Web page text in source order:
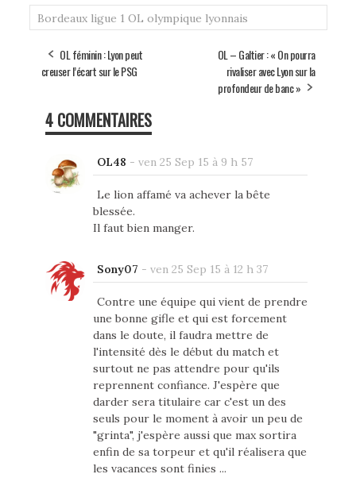
Bordeaux ligue 1 OL olympique lyonnais
OL féminin : Lyon peut
creuser l’écart sur le PSG
OL – Galtier : « On pourra
rivaliser avec Lyon sur la
profondeur de banc »
4 COMMENTAIRES
OL48 - ven 25 Sep 15 à 9 h 57
Le lion affamé va achever la bête
blessée.
Il faut bien manger.
Sony07 - ven 25 Sep 15 à 12 h 37
Contre une équipe qui vient de prendre
une bonne gifle et qui est forcement
dans le doute, il faudra mettre de
l'intensité dès le début du match et
surtout ne pas attendre pour qu'ils
reprennent confiance. J'espère que
darder sera titulaire car c'est un des
seuls pour le moment à avoir un peu de
"grinta", j'espère aussi que max sortira
enfin de sa torpeur et qu'il réalisera que
les vacances sont finies ...